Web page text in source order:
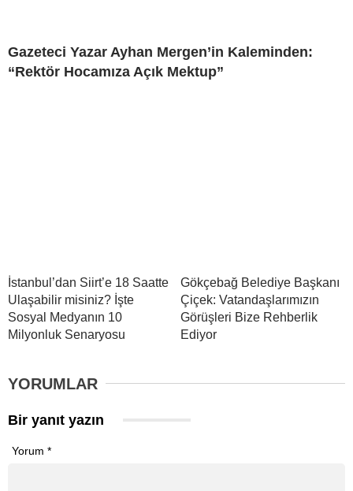
Gazeteci Yazar Ayhan Mergen’in Kaleminden:
“Rektör Hocamıza Açık Mektup”
İstanbul’dan Siirt’e 18 Saatte
Ulaşabilir misiniz? İşte
Sosyal Medyanın 10
Milyonluk Senaryosu
Gökçebağ Belediye Başkanı
Çiçek: Vatandaşlarımızın
Görüşleri Bize Rehberlik
Ediyor
YORUMLAR
Bir yanıt yazın
Yorum *